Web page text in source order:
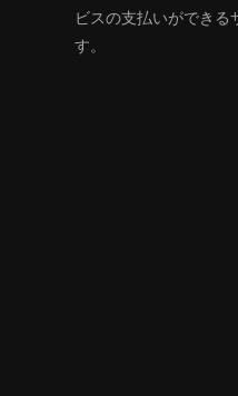
ビスの支払いができる
す。